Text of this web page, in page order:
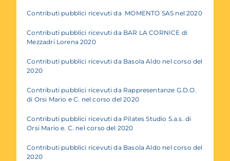
Contributi pubblici ricevuti da MOMENTO SAS nel 2020
Contributi pubblici ricevuti da BAR LA CORNICE di
Mezzadri Lorena 2020
Contributi pubblici ricevuti da Basola Aldo nel corso del
2020
Contributi pubblici ricevuti da Rappresentanze G.D.O.
di Orsi Mario e C. nel corso del 2020
Contributi pubblici ricevuti da Pilates Studio S.a.s. di
Orsi Mario e. C. nel corso del 2020
Contributi pubblici ricevuti da Basola Aldo nel corso del
2020